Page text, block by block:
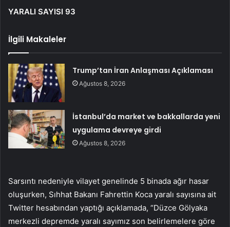
YARALI SAYISI 93
İlgili Makaleler
Trump’tan İran Anlaşması Açıklaması
Ağustos 8, 2026
İstanbul’da market ve bakkallarda yeni
uygulama devreye girdi
Ağustos 8, 2026
Sarsıntı nedeniyle vilayet genelinde 5 binada ağır hasar
oluşurken, Sıhhat Bakanı Fahrettin Koca yaralı sayısına ait
Twitter hesabından yaptığı açıklamada, “Düzce Gölyaka
merkezli depremde yaralı sayımız son belirlemelere göre